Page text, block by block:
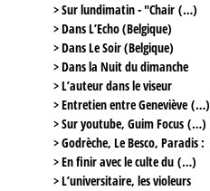
> Sur lundimatin - "Chair (…)
> Dans L’Echo (Belgique)
> Dans Le Soir (Belgique)
> Dans la Nuit du dimanche
> L’auteur dans le viseur
> Entretien entre Geneviève (…)
> Sur youtube, Guim Focus (…)
> Godrèche, Le Besco, Paradis :
> En finir avec le culte du (…)
> L’universitaire, les violeurs